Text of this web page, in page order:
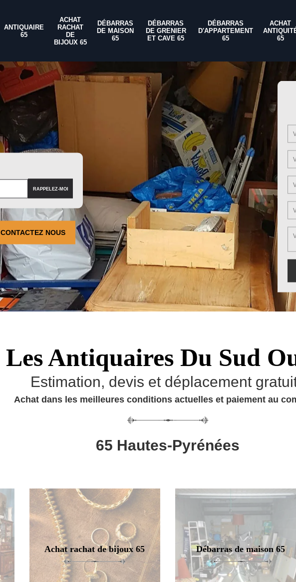
ANTIQUAIRE
65
ACHAT
RACHAT
DE
BIJOUX 65
DÉBARRAS
DE MAISON
65
DÉBARRAS
DE GRENIER
ET CAVE 65
DÉBARRAS
D'APPARTEMENT
65
ACHAT
65
CONTACTEZ NOUS
Les Antiquaires Du Sud
Estimation, devis et déplacement
Achat dans les meilleures conditions actuelles et paiement au
65 Hautes-Pyrénées
Achat rachat de bijoux 65 Débarras de maison 65